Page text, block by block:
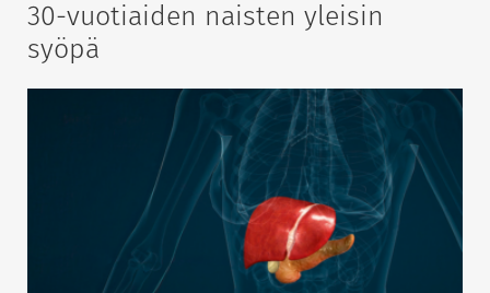
30-vuotiaiden naisten yleisin
syöpä